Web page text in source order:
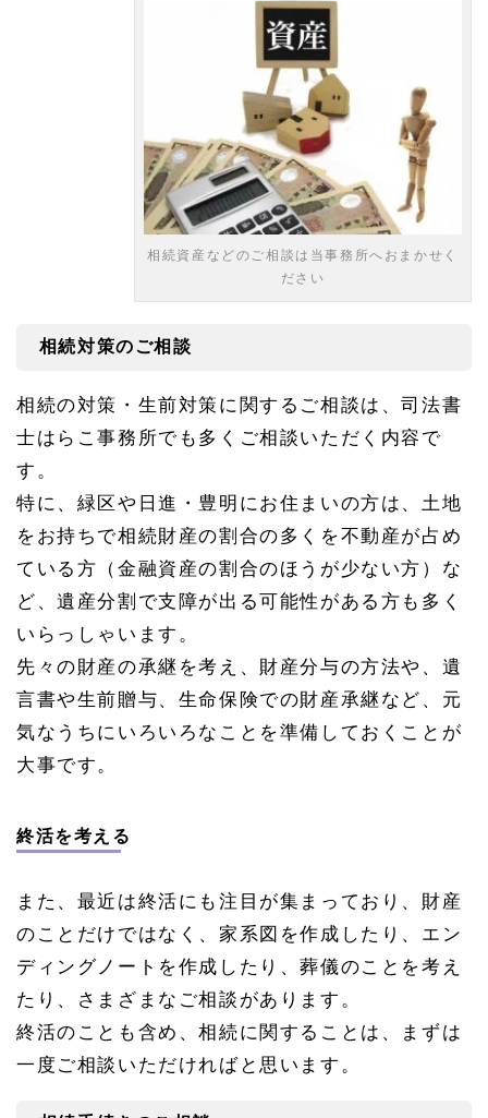
相続資産などのご相談は当事務所へおまかせく
ださい
相続対策のご相談
相続の対策・生前対策に関するご相談は、司法書
士はらこ事務所でも多くご相談いただく内容で
す。
特に、緑区や日進・豊明にお住まいの方は、土地
をお持ちで相続財産の割合の多くを不動産が占め
ている方（金融資産の割合のほうが少ない方）な
ど、遺産分割で支障が出る可能性がある方も多く
いらっしゃいます。
先々の財産の承継を考え、財産分与の方法や、遺
言書や生前贈与、生命保険での財産承継など、元
気なうちにいろいろなことを準備しておくことが
大事です。
終活を考える
また、最近は終活にも注目が集まっており、財産
のことだけではなく、家系図を作成したり、エン
ディングノートを作成したり、葬儀のことを考え
たり、さまざまなご相談があります。
終活のことも含め、相続に関することは、まずは
一度ご相談いただければと思います。